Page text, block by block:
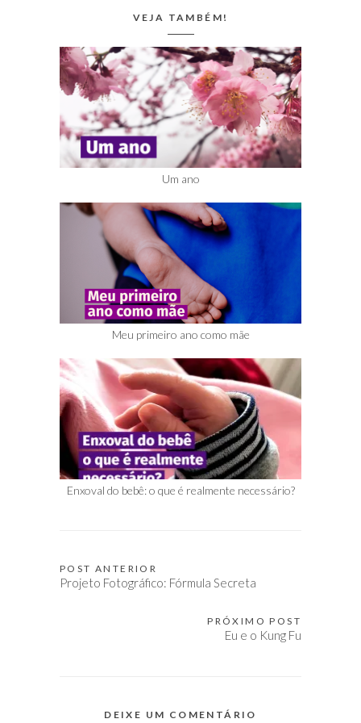
VEJA TAMBÉM!
Um ano
Meu primeiro ano como mãe
Enxoval do bebê: o que é realmente necessário?
Navegação
POST ANTERIOR
Projeto Fotográfico: Fórmula Secreta
PRÓXIMO POST
Eu e o Kung Fu
DEIXE UM COMENTÁRIO